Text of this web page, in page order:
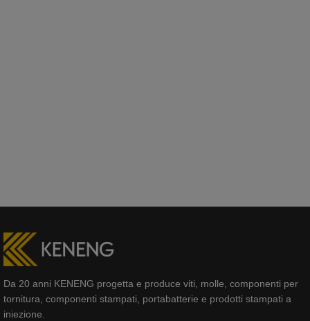
Da 20 anni KENENG progetta e produce viti, molle, componenti per
tornitura, componenti stampati, portabatterie e prodotti stampati a
iniezione.